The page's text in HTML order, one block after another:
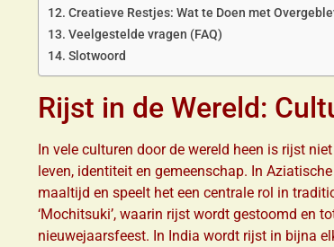
Creatieve Restjes: Wat te Doen met
Veelgestelde vragen (FAQ)
Slotwoord
Rijst in de Wereld:
In vele culturen door de wereld heen is rijst
leven, identiteit en gemeenschap. In
maaltijd en speelt het een centrale rol in
‘Mochitsuki’, waarin rijst wordt gestoomd en
nieuwejaarsfeest. In India wordt rijst in bijna